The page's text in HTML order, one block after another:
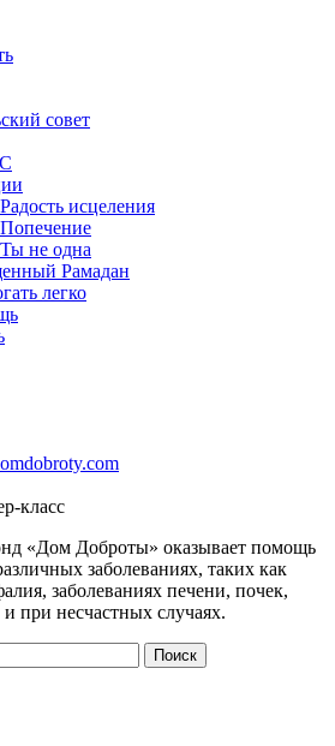
совет
исцеления
не одна
Рамадан
легко
класс
«Дом Доброты» оказывает помощь
заболеваниях, таких как
заболеваниях печени, почек,
при несчастных случаях.